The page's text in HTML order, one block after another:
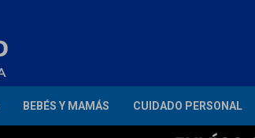
BEBÉS Y MAMÁS CUIDADO PERSONAL